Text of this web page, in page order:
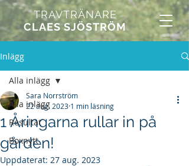
TRAVTRÄNARE
CLAES SJÖSTRÖM
Inlägg
Alla inlägg
Resultat
Boxnytt
Alla inlägg
1 Åringarna rullar in på
gården!
Sara Norrström
22 aug. 2023 1 min läsning
Uppdaterat: 27 aug. 2023